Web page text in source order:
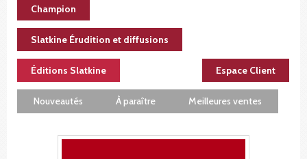
Champion
Slatkine Érudition et diffusions
Éditions Slatkine Espace Client
Nouveautés À paraître Meilleures ventes